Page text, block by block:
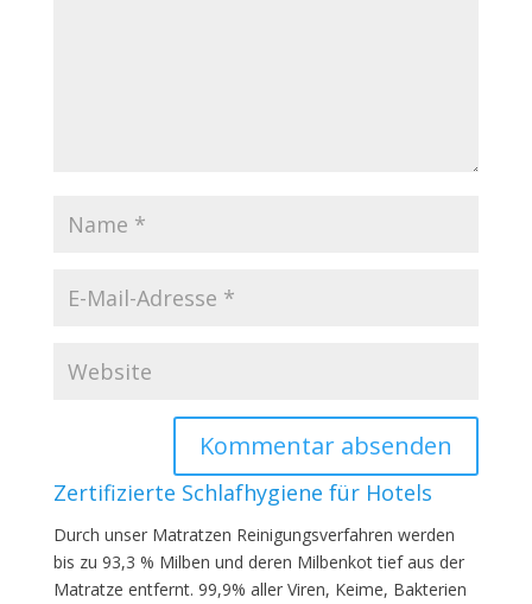
Zertifizierte Schlafhygiene für Hotels
Durch unser Matratzen Reinigungsverfahren werden
bis zu 93,3 % Milben und deren Milbenkot tief aus der
Matratze entfernt. 99,9% aller Viren, Keime, Bakterien